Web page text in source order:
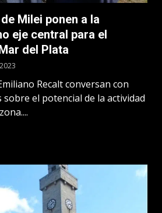
Milei ponen a la
eje central para el
del Plata
Recalt conversan con
el potencial de la actividad